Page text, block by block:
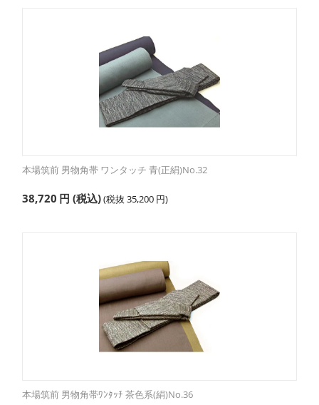
本場筑前 男物角帯 ワンタッチ 青(正絹)No.32
38,720 円 (税込)(税抜 35,200 円)
本場筑前 男物角帯ﾜﾝﾀｯﾁ 茶色系(絹)No.36